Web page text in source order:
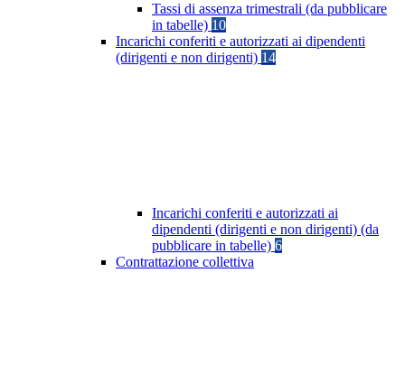
Tassi di assenza trimestrali (da pubblicare
in tabelle) 10
Incarichi conferiti e autorizzati ai dipendenti
(dirigenti e non dirigenti) 14
Incarichi conferiti e autorizzati ai
dipendenti (dirigenti e non dirigenti) (da
pubblicare in tabelle) 6
Contrattazione collettiva